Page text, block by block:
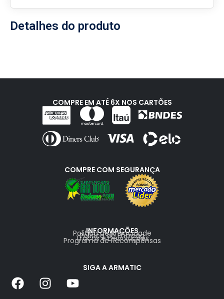
Detalhes do produto
COMPRE EM ATÉ 6X NOS CARTÕES
COMPRE COM SEGURANÇA
INFORMAÇÕES
Politica de Privacidade
Politica de Entrega
Trocas e Devoluções
Programa de Recompensas
SIGA A ARMATIC